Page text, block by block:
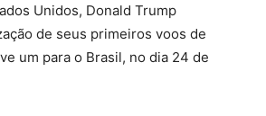
Unidos, Donald Trump
de seus primeiros voos de
um para o Brasil, no dia 24 de